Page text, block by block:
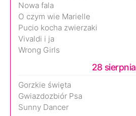
Nowa fala
O czym wie Marielle
Pucio kocha zwierzaki
Vivaldi i ja
Wrong Girls
28 sierpnia
Gorzkie święta
Gwiazdozbiór Psa
Sunny Dancer